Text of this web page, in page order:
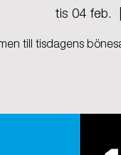
tis 04 feb.
till tisdagens